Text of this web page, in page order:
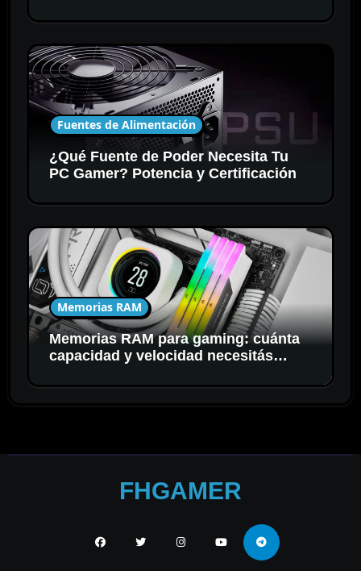
Fuentes de Alimentación
¿Qué Fuente de Poder Necesita Tu
PC Gamer? Potencia y Certificación
Memorias RAM
Memorias RAM para gaming: cuánta
capacidad y velocidad necesitás
FHGAMER